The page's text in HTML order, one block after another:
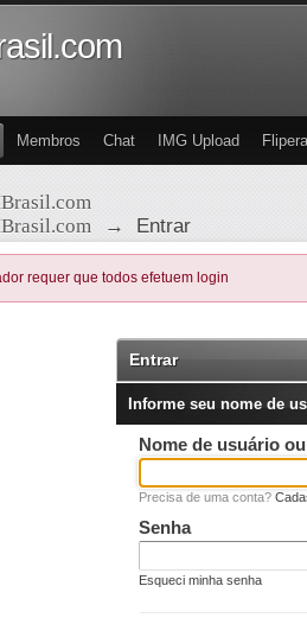
Membros Chat IMG Upload
→ Entrar
requer que todos efetuem login
Entrar
Informe seu nome de
Nome de usuário
Precisa de uma conta?
Senha
Esqueci minha senha